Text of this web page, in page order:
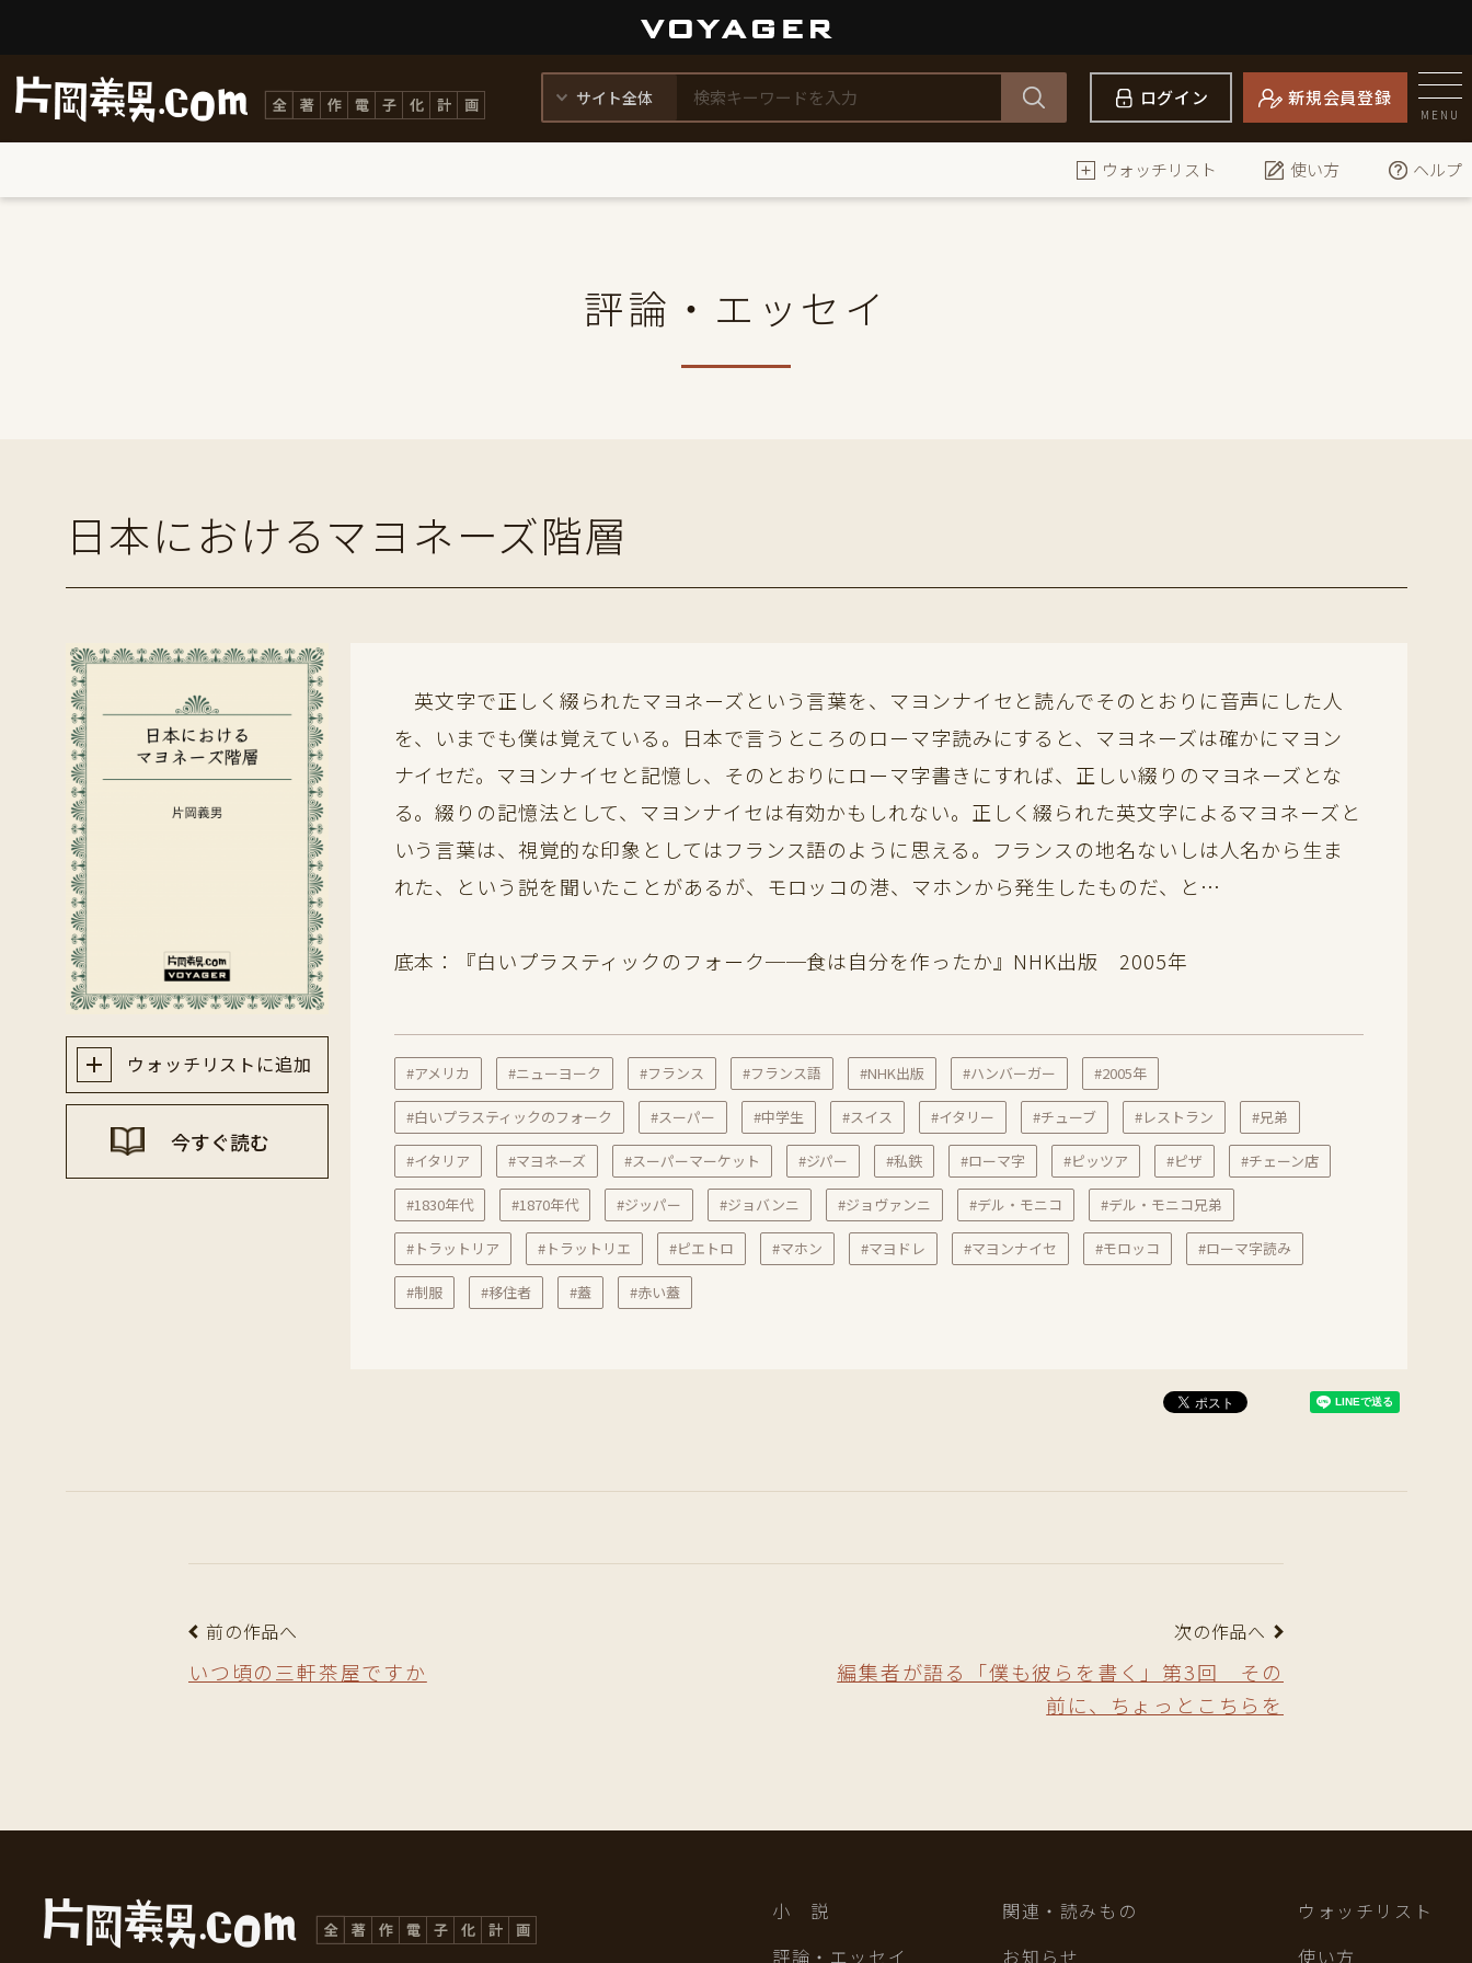
ログイン 新規会員登録
MENU
ウォッチリスト 使い方 ヘルプ
評論・エッセイ
日本におけるマヨネーズ階層
ウォッチリストに追加
今すぐ読む
英文字で正しく綴られたマヨネーズという言葉を、マヨンナイセと読んでそのとおりに音声にした人
を、いまでも僕は覚えている。日本で言うところのローマ字読みにすると、マヨネーズは確かにマヨン
ナイセだ。マヨンナイセと記憶し、そのとおりにローマ字書きにすれば、正しい綴りのマヨネーズとな
る。綴りの記憶法として、マヨンナイセは有効かもしれない。正しく綴られた英文字によるマヨネーズと
いう言葉は、視覚的な印象としてはフランス語のように思える。フランスの地名ないしは人名から生ま
れた、という説を聞いたことがあるが、モロッコの港、マホンから発生したものだ、と…
底本：『白いプラスティックのフォーク──食は自分を作ったか』NHK出版 2005年
#アメリカ #ニューヨーク #フランス #フランス語 #NHK出版 #ハンバーガー #2005年
#白いプラスティックのフォーク #スーパー #中学生 #スイス #イタリー #チューブ #レストラン #兄弟
#イタリア #マヨネーズ #スーパーマーケット #ジパー #私鉄 #ローマ字 #ピッツア #ピザ #チェーン店
#1830年代 #1870年代 #ジッパー #ジョバンニ #ジョヴァンニ #デル・モニコ #デル・モニコ兄弟
#トラットリア #トラットリエ #ピエトロ #マホン #マヨドレ #マヨンナイセ #モロッコ #ローマ字読み
#制服 #移住者 #蓋 #赤い蓋
前の作品へ
いつ頃の三軒茶屋ですか
次の作品へ
編集者が語る「僕も彼らを書く」第3回 その
前に、ちょっとこちらを
小 説
評論・エッセイ
関連・読みもの
お知らせ
ウォッチリスト
使い方